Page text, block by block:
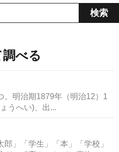
べる
。明治期1879年（明治12）1
うへい)、出...
」「学生」「本」「学校」